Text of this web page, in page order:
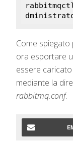
Come
ora esportare
essere
mediante la
rabbitmq.conf.